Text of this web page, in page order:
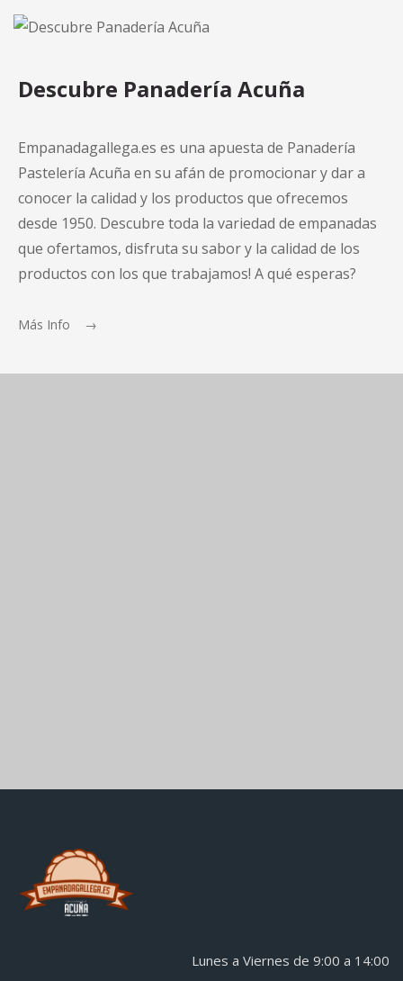
Descubre Panadería Acuña
Empanadagallega.es es una apuesta de Panadería
Pastelería Acuña en su afán de promocionar y dar a
conocer la calidad y los productos que ofrecemos
desde 1950. Descubre toda la variedad de empanadas
que ofertamos, disfruta su sabor y la calidad de los
productos con los que trabajamos! A qué esperas?
Más Info →
Lunes a Viernes de 9:00 a 14:00